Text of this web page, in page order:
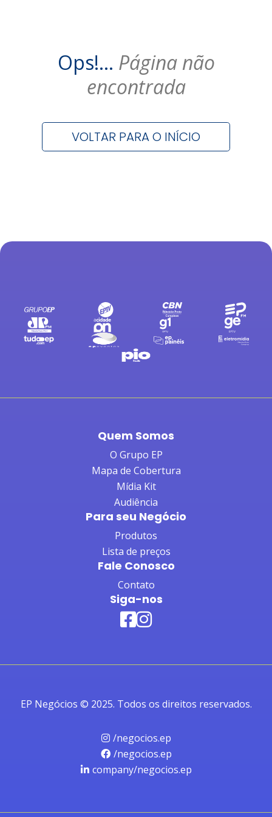
Ops!... Página não
encontrada
VOLTAR PARA O INÍCIO
Quem Somos
O Grupo EP
Mapa de Cobertura
Mídia Kit
Audiência
Para seu Negócio
Produtos
Lista de preços
Fale Conosco
Contato
Siga-nos
EP Negócios © 2025. Todos os direitos reservados.
/negocios.ep
/negocios.ep
company/negocios.ep